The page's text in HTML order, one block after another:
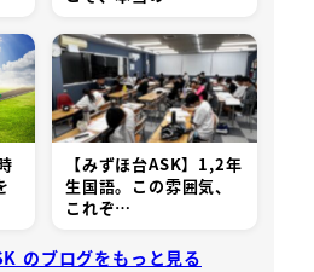
【みずほ台ASK】1,2年
生国語。この雰囲気、
これぞ…
のブログをもっと見る